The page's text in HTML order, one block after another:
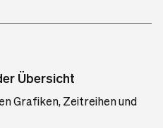
Übersicht
Grafiken, Zeitreihen und